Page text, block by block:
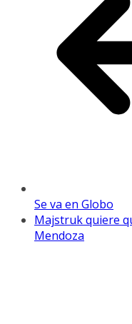
Se va en Globo
Majstruk quiere
Mendoza